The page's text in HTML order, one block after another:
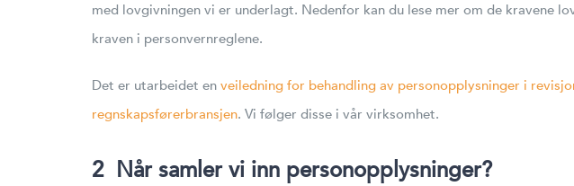
med lovgivningen vi er underlagt. Nedenfor kan du lese mer om de
kraven i personvernreglene.
Det er utarbeidet en veiledning for behandling av personopplysninger i
regnskapsførerbransjen. Vi følger disse i vår virksomhet.
2 Når samler vi inn personopplysninger?